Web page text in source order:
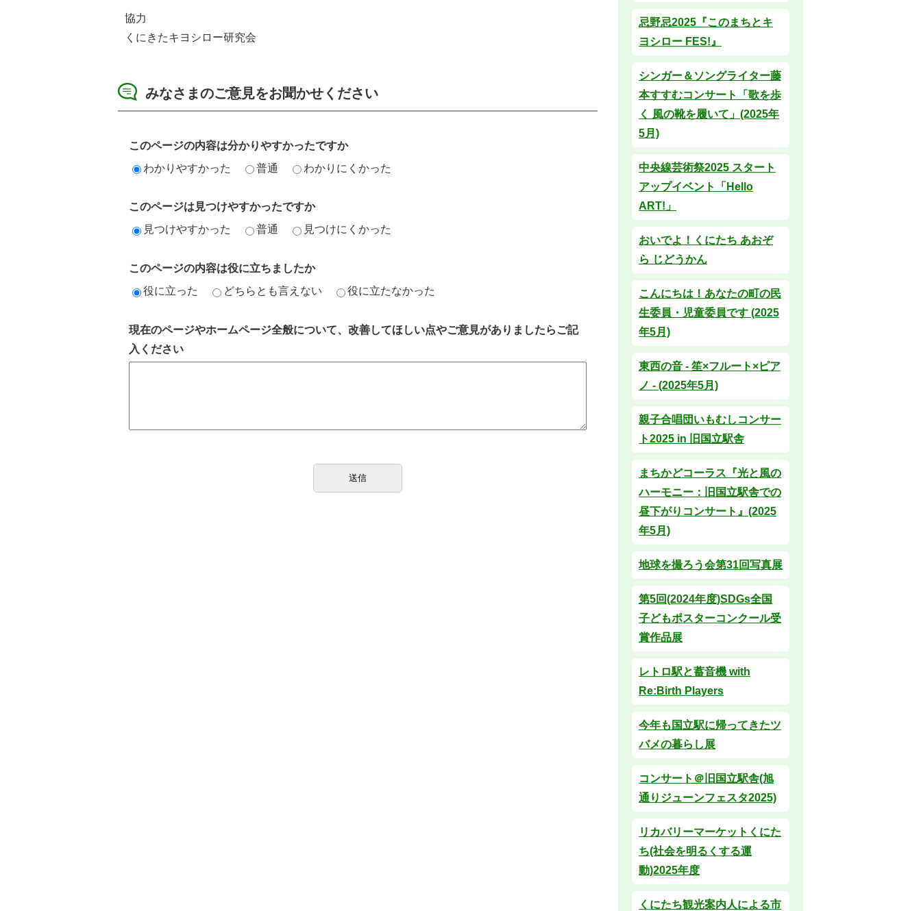
協力
くにきたキヨシロー研究会
みなさまのご意見をお聞かせください
このページの内容は分かりやすかったですか
わかりやすかった
普通 わかりにくかった
このページは見つけやすかったですか
見つけやすかった
普通 見つけにくかった
このページの内容は役に立ちましたか
役に立った
どちらとも言えない 役に立たなかった
現在のページやホームページ全般について、改善してほしい点やご意見がありましたらご記
入ください
忌野忌2025『このまちとキ
ヨシロー FES!』
シンガー＆ソングライター藤
本すすむコンサート「歌を歩
く 風の靴を履いて」(2025年
5月)
中央線芸術祭2025 スタート
アップイベント「Hello
ART!」
おいでよ！くにたち あおぞ
ら じどうかん
こんにちは！あなたの町の民
生委員・児童委員です (2025
年5月)
東西の音 - 笙×フルート×ピア
ノ - (2025年5月)
親子合唱団いもむしコンサー
ト2025 in 旧国立駅舎
まちかどコーラス『光と風の
ハーモニー：旧国立駅舎での
昼下がりコンサート』(2025
年5月)
地球を撮ろう会第31回写真展
第5回(2024年度)SDGs全国
子どもポスターコンクール受
賞作品展
レトロ駅と蓄音機 with
Re:Birth Players
今年も国立駅に帰ってきたツ
バメの暮らし展
コンサート＠旧国立駅舎(旭
通りジューンフェスタ2025)
リカバリーマーケットくにた
ち(社会を明るくする運
動)2025年度
くにたち観光案内人による市